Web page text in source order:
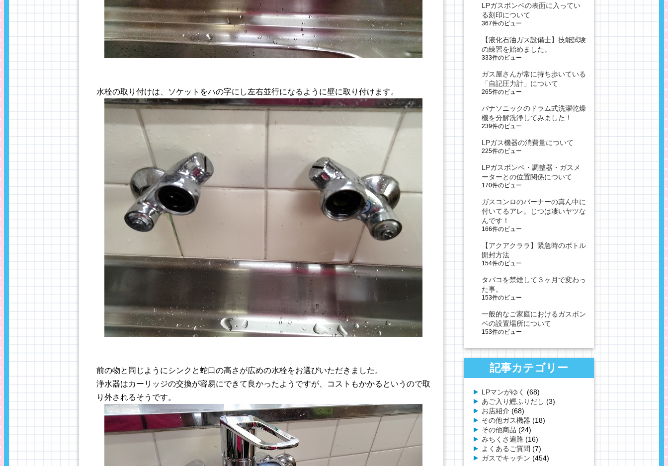
水栓の取り付けは、ソケットをハの字にし左右並行になるように壁に取り付けます。
前の物と同じようにシンクと蛇口の高さが広めの水栓をお選びいただきました。
浄水器はカーリッジの交換が容易にできて良かったようですが、コストもかかるというので取
り外されるそうです。
LPガスボンベの表面に入ってい
る刻印について
367件のビュー
【液化石油ガス設備士】技能試験
の練習を始めました。
333件のビュー
ガス屋さんが常に持ち歩いている
「自記圧力計」について
265件のビュー
パナソニックのドラム式洗濯乾燥
機を分解洗浄してみました！
239件のビュー
LPガス機器の消費量について
225件のビュー
LPガスボンベ・調整器・ガスメ
ーターとの位置関係について
170件のビュー
ガスコンロのバーナーの真ん中に
付いてるアレ。じつは凄いヤツな
んです！
166件のビュー
【アクアクララ】緊急時のボトル
開封方法
154件のビュー
タバコを禁煙して３ヶ月で変わっ
た事。
153件のビュー
一般的なご家庭におけるガスボン
ベの設置場所について
153件のビュー
記事カテゴリー
LPマンがゆく (68)
あご入り鰹ふりだし (3)
お店紹介 (68)
その他ガス機器 (18)
その他商品 (24)
みちくさ遍路 (16)
よくあるご質問 (7)
ガスでキッチン (454)